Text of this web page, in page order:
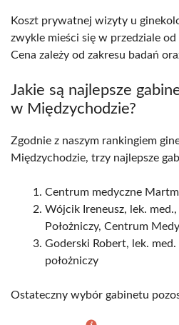
Koszt prywatnej wizyty u
zwykle mieści się w przedziale od
Cena zależy od zakresu badań
Jakie są najlepsze
w Międzychodzie?
Zgodnie z naszym rankingiem
Międzychodzie, trzy najlepsze
Centrum medyczne
Wójcik Ireneusz, lek.
Położniczy, Centrum
Goderski Robert, lek.
położniczy
Ostateczny wybór gabinetu